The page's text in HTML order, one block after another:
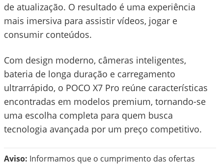
de atualização. O resultado é uma experiência
mais imersiva para assistir vídeos, jogar e
consumir conteúdos.
Com design moderno, câmeras inteligentes,
bateria de longa duração e carregamento
ultrarrápido, o POCO X7 Pro reúne características
encontradas em modelos premium, tornando-se
uma escolha completa para quem busca
tecnologia avançada por um preço competitivo.
Aviso: Informamos que o cumprimento das ofertas